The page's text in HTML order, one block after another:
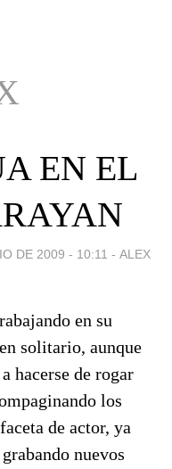
EN EL
DE 2009 - 10:11 - ALEX
en su
solitario, aunque
hacerse de rogar
los
de actor, ya
nuevos